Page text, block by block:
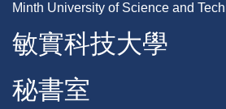
Minth University of Science and
敏實科技大學
秘書室